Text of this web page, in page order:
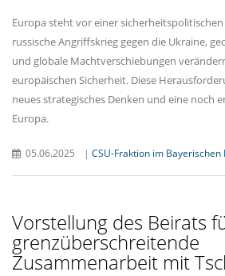
Europa steht vor einer
russische Angriffskrieg gegen die Ukraine,
und globale Machtverschiebungen
europäischen Sicherheit. Diese
neues strategisches Denken und eine noch
Europa.
05.06.2025 | CSU-Fraktion im Bayerischen
Vorstellung des Beirats
grenzüberschreitende
Zusammenarbeit mit